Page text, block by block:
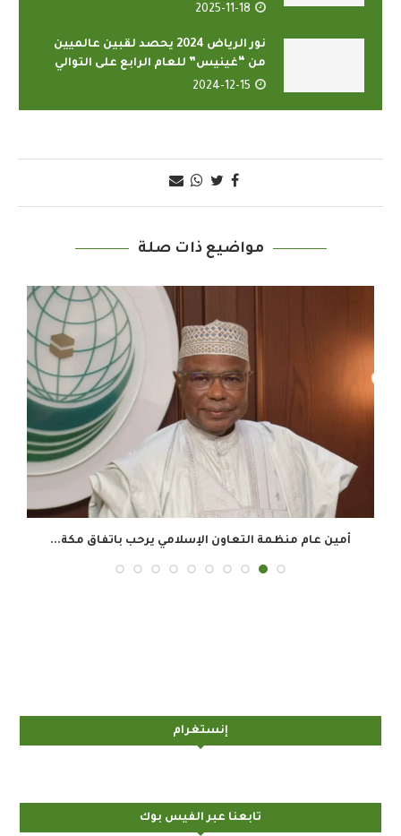
2025-11-18
نور الرياض 2024 يحصد لقبين عالميين
من “غينيس” للعام الرابع على التوالي
2024-12-15
مواضيع ذات صلة
أمين عام منظمة التعاون الإسلامي يرحب باتفاق مكة...
إنستغرام
تابعنا عبر الفيس بوك